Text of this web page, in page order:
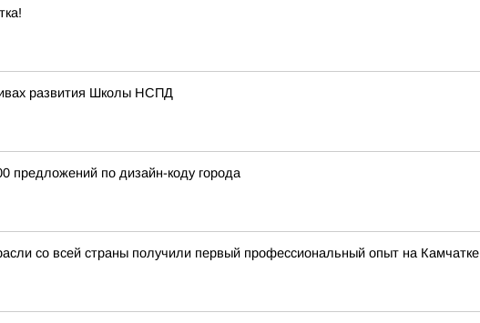
развития Школы НСПД
предложений по дизайн-коду города
со всей страны получили первый профессиональный опыт на Камчатке